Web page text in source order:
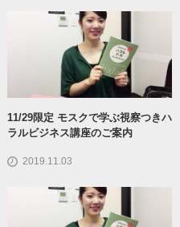
11/29限定 モスクで学ぶ視察つきハ
ラルビジネス講座のご案内
2019.11.03